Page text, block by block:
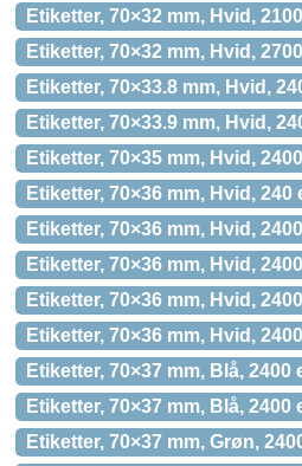
Etiketter, 70×32 mm, Hvid,
Etiketter, 70×32 mm, Hvid,
Etiketter, 70×33.8 mm, Hvid,
Etiketter, 70×33.9 mm, Hvid,
Etiketter, 70×35 mm, Hvid,
Etiketter, 70×36 mm, Hvid,
Etiketter, 70×36 mm, Hvid,
Etiketter, 70×36 mm, Hvid,
Etiketter, 70×36 mm, Hvid,
Etiketter, 70×36 mm, Hvid,
Etiketter, 70×37 mm, Blå, 2400
Etiketter, 70×37 mm, Blå, 2400
Etiketter, 70×37 mm, Grøn,